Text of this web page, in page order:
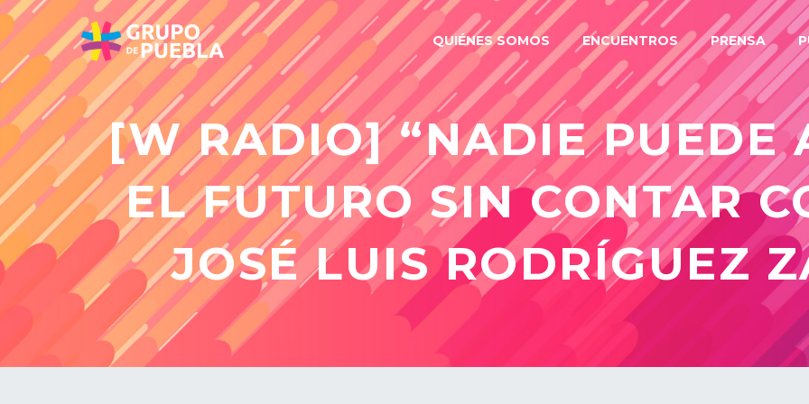
QUIÉNES SOMOS ENCUENTROS PRENSA
[W RADIO] “NADIE PUEDE
EL FUTURO SIN CONTAR
JOSÉ LUIS RODRÍGUEZ